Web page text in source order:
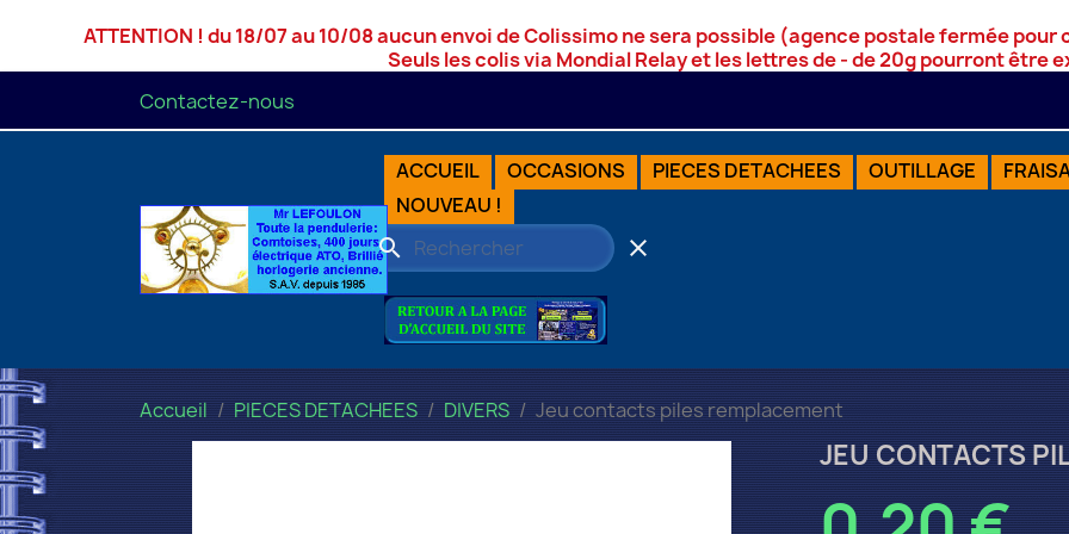
ATTENTION ! du 18/07 au 10/08 aucun envoi de Colissimo ne sera possible (agence postale fermée pour
Seuls les colis via Mondial Relay et les lettres de - de 20g pourront être
Contactez-nous
ACCUEIL OCCASIONS PIECES DETACHEES OUTILLAGE
NOUVEAU !
search clear
Accueil PIECES DETACHEES DIVERS Jeu contacts piles remplacement
JEU CONTACTS